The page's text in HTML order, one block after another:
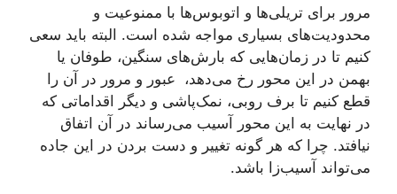
مرور برای تریلی‌ها و اتوبوس‌ها با ممنوعیت و
محدودیت‌های بسیاری مواجه شده است. البته باید سعی
کنیم تا در زمان‌هایی که بارش‌های سنگین، طوفان یا
بهمن در این محور رخ می‌دهد، عبور و مرور در آن را
قطع کنیم تا برف روبی، نمک‌پاشی و دیگر اقداماتی که
در نهایت به این محور آسیب می‌رساند در آن اتفاق
نیافتد. چرا که هر گونه تغییر و دست بردن در این جاده
می‌تواند آسیب‌زا باشد.